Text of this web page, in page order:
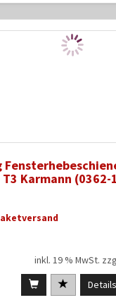
Karmann (0362-
inkl. 19 % MwSt.
Details